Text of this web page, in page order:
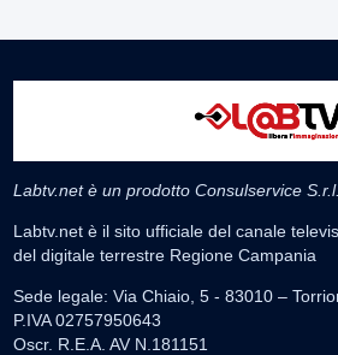
Labtv.net è un prodotto Consulservice S.r.l.
Labtv.net è il sito ufficiale del canale
del digitale terrestre Regione Campania
Sede legale: Via Chiaio, 5 - 83010 –
P.IVA 02757950643
Oscr. R.E.A. AV N.181151